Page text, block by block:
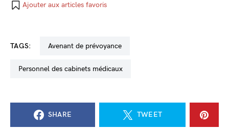
Ajouter aux articles favoris
TAGS: avenant de prévoyance
personnel des cabinets médicaux
SHARE TWEET